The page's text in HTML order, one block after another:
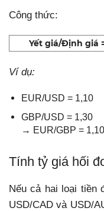
Công thức:
Yết giá/Định giá
Ví dụ:
EUR/USD = 1,10
GBP/USD = 1,30
→ EUR/GBP =
Tính tỷ giá hối
Nếu cả hai loại tiền
USD/CAD và USD/